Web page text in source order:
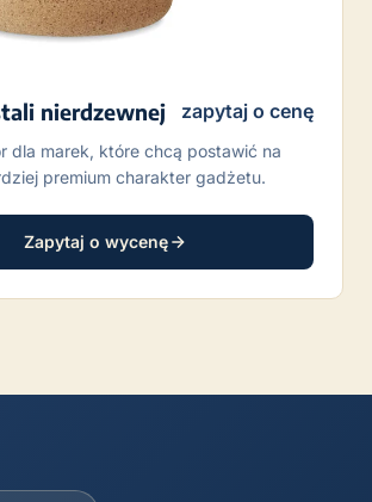
nierdzewnej zapytaj o cenę
dla marek, które chcą postawić na
premium charakter gadżetu.
Zapytaj o wycenę